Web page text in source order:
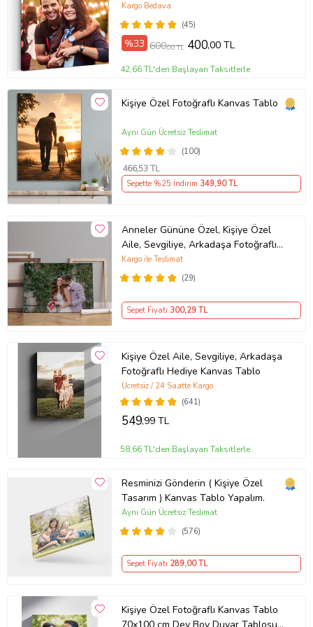
bulunmaktadır. El işçiliği ile
hazırlanan tablolarımız kargoda
hasar almayacak şekilde
paketlenerek tarafınıza
gönderilmektedir.
Kurutulmuş Ahşap Şase
Şaselerimiz kaliteli fırınlanmış
ağaçtan imal edilmektedir.
Zamanla esneme, yamulma
yapmaz. Tüm kanvas tablolarımız
özenli işçilik ilehazırlanmaktadır.
Tablolarımızın müşterilerimize
güvenle ulaşması için dikkatlive
özenli paketleme yapılmaktadır.
Kargo Gönderimi Özenli
Paketleme
El işçiliği ile hazırlanan
tablolarımız kargoda hasar
almayacak şekilde paketlenerek
tarafınıza gönderilmektedir.
Tablolarımızın müşterilerimize
güvenle ulaşması için dikkatli ve
özenli paketleme yapılmaktadır.
Kanvas Tablo Nedir?
Kanvas Tablo; tuval kumaşı
üzerine dijital baskı yapılıp ahşap
kasnaklar üzerine gerilerek
(45)
Kargo Bedava
%33 600,00 TL 400,00 TL
42,66 TL'den Başlayan Taksitlerle
Kişiye Özel Fotoğraflı Kanvas Tablo
(100)
Aynı Gün Ücretsiz Teslimat
466,53 TL
Sepette %25 İndirim 349,90 TL
Anneler Gününe Özel, Kişiye Özel
Aile, Sevgiliye, Arkadaşa Fotoğraflı
Hediye Kanvas Tablo
(29)
Kargo ile Teslimat
Sepet Fiyatı 300,29 TL
Kişiye Özel Aile, Sevgiliye, Arkadaşa
Fotoğraflı Hediye Kanvas Tablo
(641)
Ücretsiz / 24 Saatte Kargo
549,99 TL
58,66 TL'den Başlayan Taksitlerle
Resminizi Gönderin ( Kişiye Özel
Tasarım ) Kanvas Tablo Yapalım.
(576)
Aynı Gün Ücretsiz Teslimat
Sepet Fiyatı 289,00 TL
Kişiye Özel Fotoğraflı Kanvas Tablo